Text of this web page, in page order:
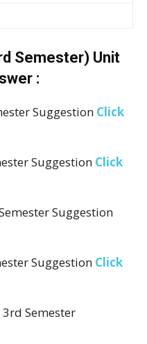
Semester) Unit
:
Suggestion Click
Suggestion Click
Suggestion
Suggestion Click
Semester